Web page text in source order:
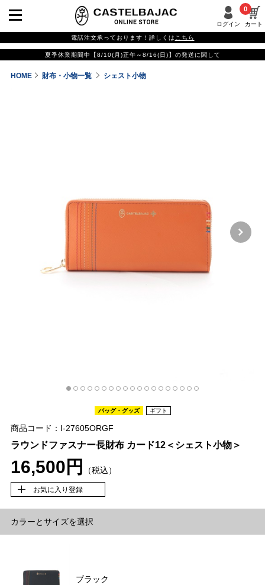
ログイン カート
0
電話注文承っております！詳しくは こちら
夏季休業期間中【8/10(月)正午～8/16(日)】の発送に関して
HOME 財布・小物一覧 シェスト小物
バッグ・グッズ ギフト
商品コード：I-27605ORGF
ラウンドファスナー長財布 カード12＜シェスト小物＞
16,500円 （税込）
お気に入り登録
カラーとサイズを選択
ブラック